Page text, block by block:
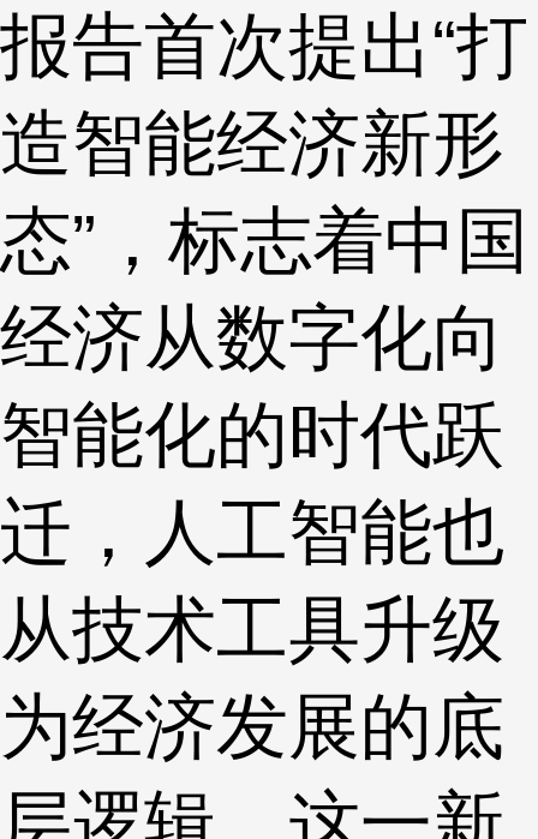
报告首次提出“打
造智能经济新形
态”，标志着中国
经济从数字化向
智能化的时代跃
迁，人工智能也
从技术工具升级
为经济发展的底